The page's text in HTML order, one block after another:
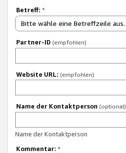
Betreff: *
Bitte wähle eine Betreffzeile aus.
Partner-ID (empfohlen)
Website URL: (empfohlen)
Name der Kontaktperson (optional)
Name der Kontaktperson
Kommentar: *